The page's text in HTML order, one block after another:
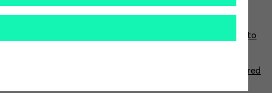
d
Links
Use the combination search to
How to indicate courses offered